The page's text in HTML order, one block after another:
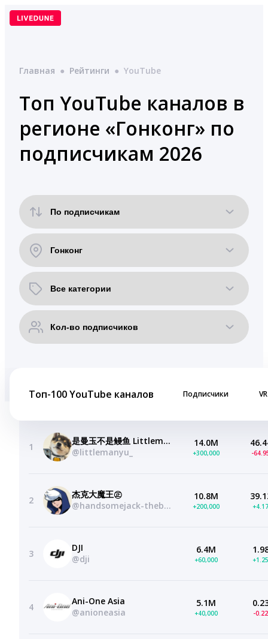
Перейти
Главная ● Рейтинги ● YouTube
Топ YouTube каналов в
регионе «Гонконг» по
подписчикам 2026
Топ-100 YouTube каналов Подписчики VR
1
是曼玉不是鳗鱼 Littlemanyu
@littlemanyu_
14.0M
+300,000 -
2
杰克大魔王㊣
@handsomejack-thebigdevil
10.8M
+200,000
3
DJI
@dji
6.4M
+60,000
4
Ani-One Asia
@anioneasia
5.1M
+40,000 -